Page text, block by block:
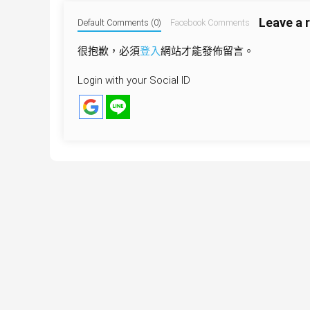
Leave a
Default Comments (0) Facebook Comments
很抱歉，必須登入網站才能發佈留言。
Login with your Social ID